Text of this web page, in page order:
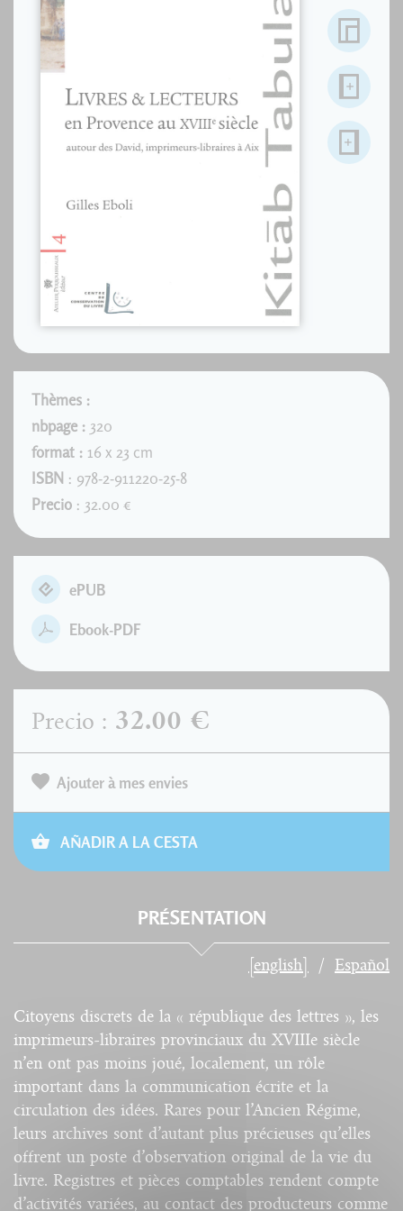
Thèmes :
nbpage : 320
format : 16 x 23 cm
ISBN : 978-2-911220-25-8
Precio : 32.00 €
ePUB
Ebook-PDF
Precio : 32.00 €
Ajouter à mes envies
AÑADIR A LA CESTA
PRÉSENTATION
[english] Español
Citoyens discrets de la « république des lettres », les
imprimeurs-libraires provinciaux du XVIIIe siècle
n’en ont pas moins joué, localement, un rôle
important dans la communication écrite et la
circulation des idées. Rares pour l’Ancien Régime,
leurs archives sont d’autant plus précieuses qu’elles
offrent un poste d’observation original de la vie du
livre. Registres et pièces comptables rendent compte
d’activités variées, au contact des producteurs comme